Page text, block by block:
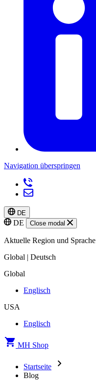
Navigation überspringen
DE
DE Close modal
Aktuelle Region und Sprache
Global | Deutsch
Global
Englisch
USA
Englisch
MH Shop
Startseite
Blog